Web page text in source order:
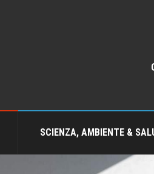
SCIENZA, AMBIENTE &